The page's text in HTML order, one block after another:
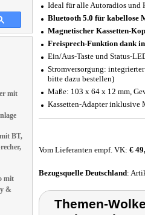
mit
BT,
mit
&
Ideal für alle Autoradios und
Bluetooth 5.0 für kabellose
Magnetischer Kassetten-
Freisprech-Funktion dank
Ein/Aus-Taste und Status-
Stromversorgung:
bitte dazu bestellen)
Maße: 103 x 64 x 12 mm,
Kassetten-Adapter inklusive
Vom Lieferanten empf. VK: €
Bezugsquelle Deutschland:
Themen-